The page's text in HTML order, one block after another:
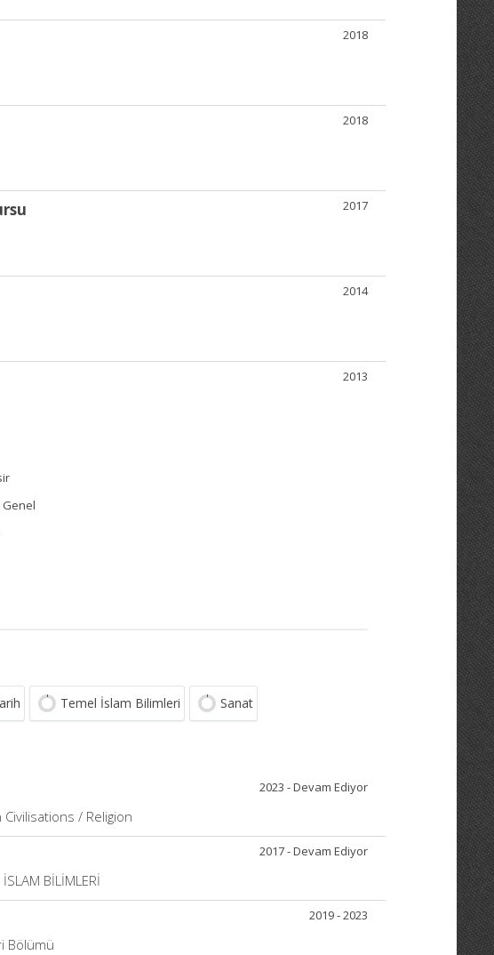
2018
2018
2017
2014
2013
Genel
Temel İslam Bilimleri Sanat
2023 - Devam Ediyor
/ Religion
2017 - Devam Ediyor
BİLİMLERİ
2019 - 2023
Bölümü